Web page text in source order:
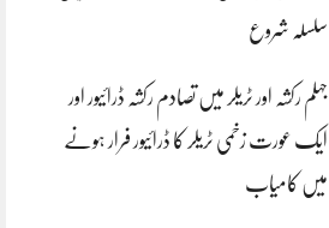
سلسلہ شروع
جہلم رکشہ اور ٹریلر میں تصادم رکشہ ڈرائیور اور
ایک عورت زخمی ٹریلر کا ڈرائیور فرار ہونے
میں کامیاب